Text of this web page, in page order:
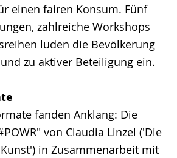
einen fairen Konsum. Fünf
zahlreiche Workshops
luden die Bevölkerung
zu aktiver Beteiligung ein.
fanden Anklang: Die
von Claudia Linzel ('Die
in Zusammenarbeit mit